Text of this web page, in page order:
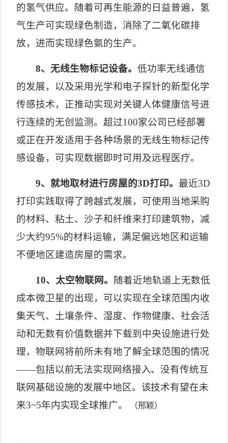
的氢气供应。随着可再生能源的日益普遍，氢
气生产可实现绿色制造，消除了二氧化碳排
放，进而实现绿色氨的生产。
8、无线生物标记设备。 低功率无线通信
的发展，以及采用光学和电子探针的新型化学
传感技术，正推动实现对关键人体健康信号进
行连续的无创监测。超过100家公司已经部署
或正在开发适用于各种场景的无线生物标记传
感设备，可实现数据即时可用及远程医疗。
9、 就地取材进行房屋的3D打印。 最近3D
打印实践取得了跨越式发展，可使用当地采购
的材料、粘土、沙子和纤维来打印建筑物，减
少大约95%的材料运输，满足偏远地区和运输
不便地区建造房屋的需求。
10、太空物联网。
随着近地轨道上无数低
成本微卫星的出现，可以实现在全球范围内收
集天气、土壤条件、湿度、作物健康、社会活
动和无数有价值数据并下载到中央设施进行处
理，物联网将前所未有地了解全球范围的情况
——包括以前无法实现网络接入、没有传统互
联网基础设施的发展中地区。该技术有望在未
来3~5年内实现全球推广。 （邢颖）